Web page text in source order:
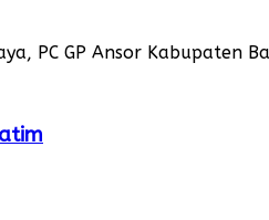
PC GP Ansor Kabupaten